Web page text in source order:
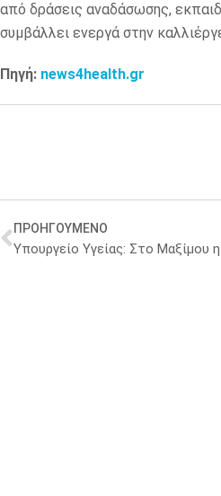
από δράσεις αναδάσωσης,
συμβάλλει ενεργά στην
Πηγή: news4health.gr
ΠΡΟΗΓΟΥΜΕΝΟ